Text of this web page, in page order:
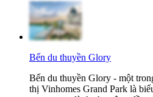
Bến du thuyền Glory
Bến du thuyền Glory - một
thị Vinhomes Grand Park là